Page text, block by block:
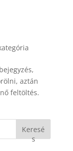
aztán
feltöltés.
Keresé
s